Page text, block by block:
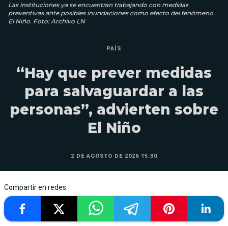
Las instituciones ya se encuentran trabajando con medidas
preventivas ante posibles inundaciones como efecto del fenómeno
El Niño. Foto: Archivo LN
PAÍS
“Hay que prever medidas
para salvaguardar a las
personas”, advierten sobre
El Niño
2 DE AGOSTO DE 2026 15:30
Compartir en redes